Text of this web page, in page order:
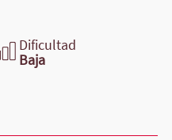
Dificultad
Baja